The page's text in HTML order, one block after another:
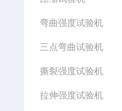
弯曲强度试验机
三点弯曲试验机
撕裂强度试验机
拉伸强度试验机